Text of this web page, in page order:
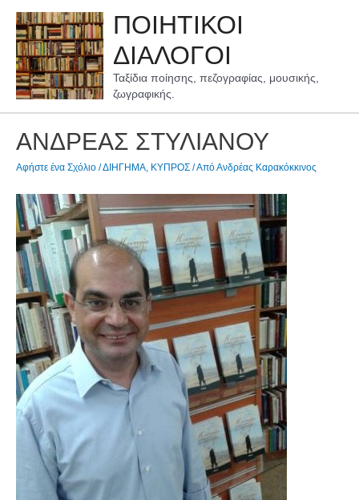
περιεχόμενο
ΠΟΙΗΤΙΚΟΙ
ΔΙΑΛΟΓΟΙ
Ταξίδια ποίησης, πεζογραφίας, μουσικής,
ζωγραφικής.
ΑΝΔΡΕΑΣ ΣΤΥΛΙΑΝΟΥ
Αφήστε ένα Σχόλιο /ΔΙΗΓΗΜΑ, ΚΥΠΡΟΣ / ΑπόΑνδρέας Καρακόκκινος